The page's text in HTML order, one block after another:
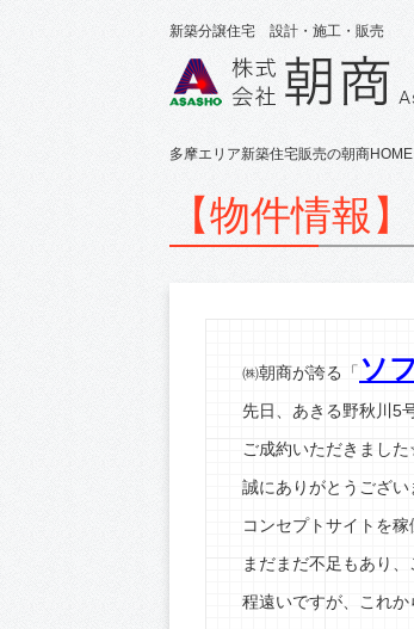
新築分譲住宅 設計・施工・販売
多摩エリア新築住宅販売の朝商HOME
【物件情報
㈱朝商が誇る「 ソ
先日、あきる野秋川5
ご成約いただきまし
誠にありがとうござい
コンセプトサイトを稼
まだまだ不足もあり
程遠いですが、これ